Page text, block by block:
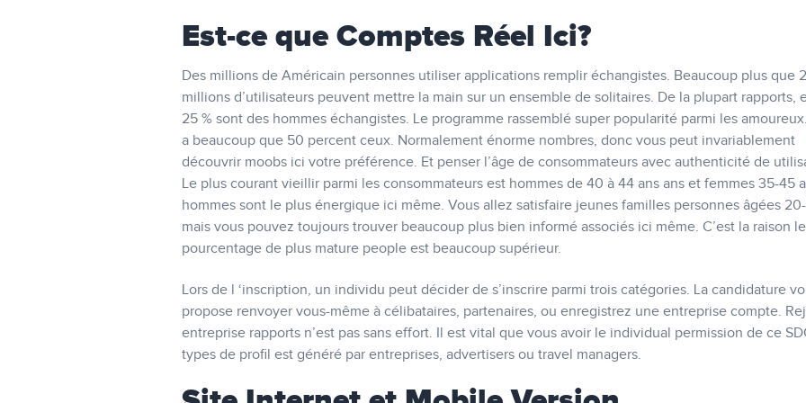
Est-ce que Comptes Réel Ici?
Des millions de Américain personnes utiliser applications remplir échangistes. Beaucoup plus que 2
millions d’utilisateurs peuvent mettre la main sur un ensemble de solitaires. De la plupart rapports,
25 % sont des hommes échangistes. Le programme rassemblé super popularité parmi les
a beaucoup que 50 percent ceux. Normalement énorme nombres, donc vous peut invariablement
découvrir moobs ici votre préférence. Et penser l’âge de consommateurs avec authenticité de
Le plus courant vieillir parmi les consommateurs est hommes de 40 à 44 ans ans et femmes 35-45
hommes sont le plus énergique ici même. Vous allez satisfaire jeunes familles personnes âgées
mais vous pouvez toujours trouver beaucoup plus bien informé associés ici même. C’est la raison le
pourcentage de plus mature people est beaucoup supérieur.
Lors de l ‘inscription, un individu peut décider de s’inscrire parmi trois catégories. La candidature
propose renvoyer vous-même à célibataires, partenaires, ou enregistrez une entreprise compte.
entreprise rapports n’est pas sans effort. Il est vital que vous avoir le individual permission de ce
types de profil est généré par entreprises, advertisers ou travel managers.